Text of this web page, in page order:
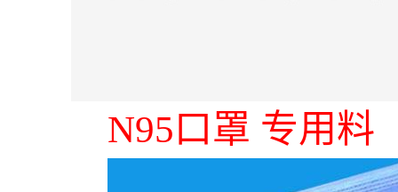
N95口罩 专用料